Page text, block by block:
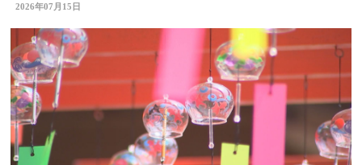
りをPR 大分
2026年07月15日